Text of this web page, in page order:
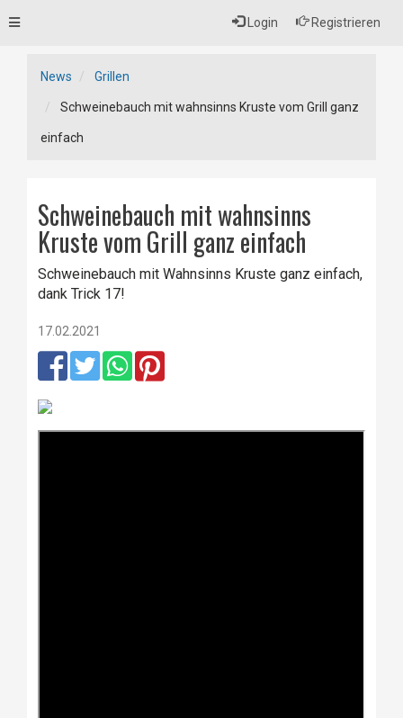
Login Registrieren
Toggle
News Grillen
Schweinebauch mit wahnsinns Kruste vom Grill ganz
einfach
Schweinebauch mit wahnsinns
Kruste vom Grill ganz einfach
Schweinebauch mit Wahnsinns Kruste ganz einfach,
dank Trick 17!
17.02.2021